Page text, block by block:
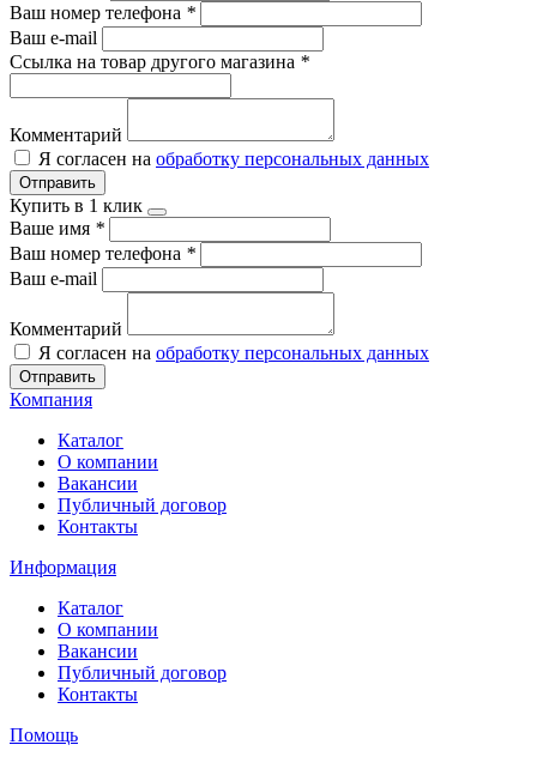
Ваш номер телефона *
Ваш e-mail
Ссылка на товар другого магазина *
Комментарий
Я согласен на обработку персональных данных
Отправить
Купить в 1 клик
Ваше имя *
Ваш номер телефона *
Ваш e-mail
Комментарий
Я согласен на обработку персональных данных
Отправить
Компания
Каталог
О компании
Вакансии
Публичный договор
Контакты
Информация
Каталог
О компании
Вакансии
Публичный договор
Контакты
Помощь